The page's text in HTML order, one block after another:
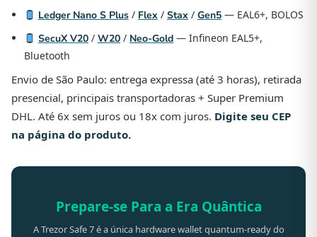
Ledger Nano S Plus/ Flex/ Stax/ Gen5— EAL6+, BOLOS
SecuX V20/ W20/ Neo-Gold— Infineon EAL5+,
Bluetooth
Envio de São Paulo: entrega expressa (até 3 horas), retirada
presencial, principais transportadoras + Super Premium
DHL. Até 6x sem juros ou 18x com juros. Digite seu CEP
na página do produto.
Prepare-se Para a Era Quântica
A Trezor Safe 7 é a única hardware wallet quantum-ready do